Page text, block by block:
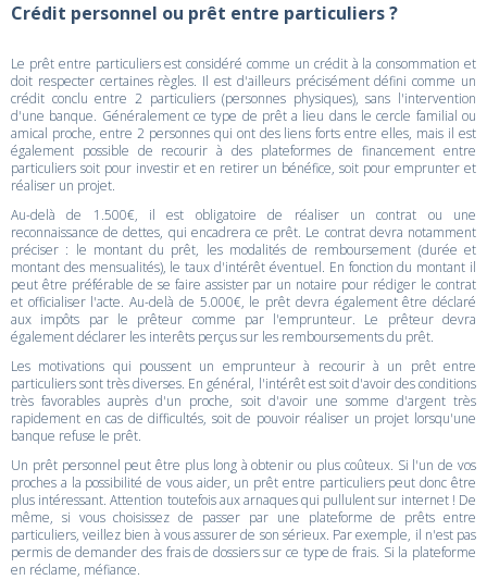
Crédit personnel ou prêt entre particuliers ?
Le prêt entre particuliers est considéré comme un crédit à la consommation et
doit respecter certaines règles. Il est d'ailleurs précisément défini comme un
crédit conclu entre 2 particuliers (personnes physiques), sans l'intervention
d'une banque. Généralement ce type de prêt a lieu dans le cercle familial ou
amical proche, entre 2 personnes qui ont des liens forts entre elles, mais il est
également possible de recourir à des plateformes de financement entre
particuliers soit pour investir et en retirer un bénéfice, soit pour emprunter et
réaliser un projet.
Au-delà de 1.500€, il est obligatoire de réaliser un contrat ou une
reconnaissance de dettes, qui encadrera ce prêt. Le contrat devra notamment
préciser : le montant du prêt, les modalités de remboursement (durée et
montant des mensualités), le taux d'intérêt éventuel. En fonction du montant il
peut être préférable de se faire assister par un notaire pour rédiger le contrat
et officialiser l'acte. Au-delà de 5.000€, le prêt devra également être déclaré
aux impôts par le prêteur comme par l'emprunteur. Le prêteur devra
également déclarer les interêts perçus sur les remboursements du prêt.
Les motivations qui poussent un emprunteur à recourir à un prêt entre
particuliers sont très diverses. En général, l'intérêt est soit d'avoir des conditions
très favorables auprès d'un proche, soit d'avoir une somme d'argent très
rapidement en cas de difficultés, soit de pouvoir réaliser un projet lorsqu'une
banque refuse le prêt.
Un prêt personnel peut être plus long à obtenir ou plus coûteux. Si l'un de vos
proches a la possibilité de vous aider, un prêt entre particuliers peut donc être
plus intéressant. Attention toutefois aux arnaques qui pullulent sur internet ! De
même, si vous choisissez de passer par une plateforme de prêts entre
particuliers, veillez bien à vous assurer de son sérieux. Par exemple, il n'est pas
permis de demander des frais de dossiers sur ce type de frais. Si la plateforme
en réclame, méfiance.